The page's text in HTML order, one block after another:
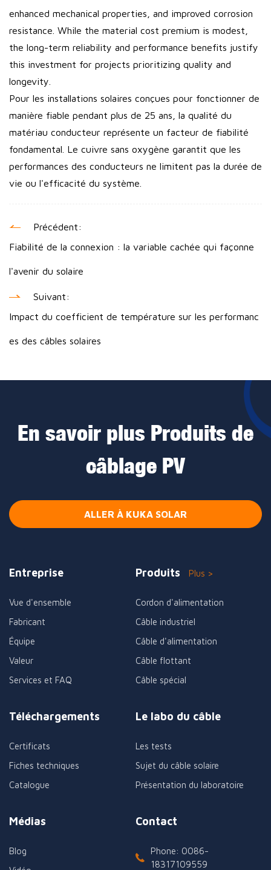
enhanced mechanical properties, and improved corrosion
resistance. While the material cost premium is modest,
the long-term reliability and performance benefits justify
this investment for projects prioritizing quality and
longevity.
Pour les installations solaires conçues pour fonctionner de
manière fiable pendant plus de 25 ans, la qualité du
matériau conducteur représente un facteur de fiabilité
fondamental. Le cuivre sans oxygène garantit que les
performances des conducteurs ne limitent pas la durée de
vie ou l'efficacité du système.
Précédent:
Fiabilité de la connexion : la variable cachée qui façonne
l'avenir du solaire
Suivant:
Impact du coefficient de température sur les performanc
es des câbles solaires
En savoir plus Produits de
câblage PV
ALLER À KUKA SOLAR
Entreprise
Vue d'ensemble
Fabricant
Équipe
Valeur
Services et FAQ
Produits Plus >
Cordon d'alimentation
Câble industriel
Câble d'alimentation
Câble flottant
Câble spécial
Téléchargements
Certificats
Fiches techniques
Catalogue
Le labo du câble
Les tests
Sujet du câble solaire
Présentation du laboratoire
Médias
Blog
Contact
Phone: 0086-
18317109559